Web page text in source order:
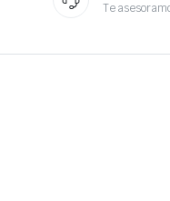
Te